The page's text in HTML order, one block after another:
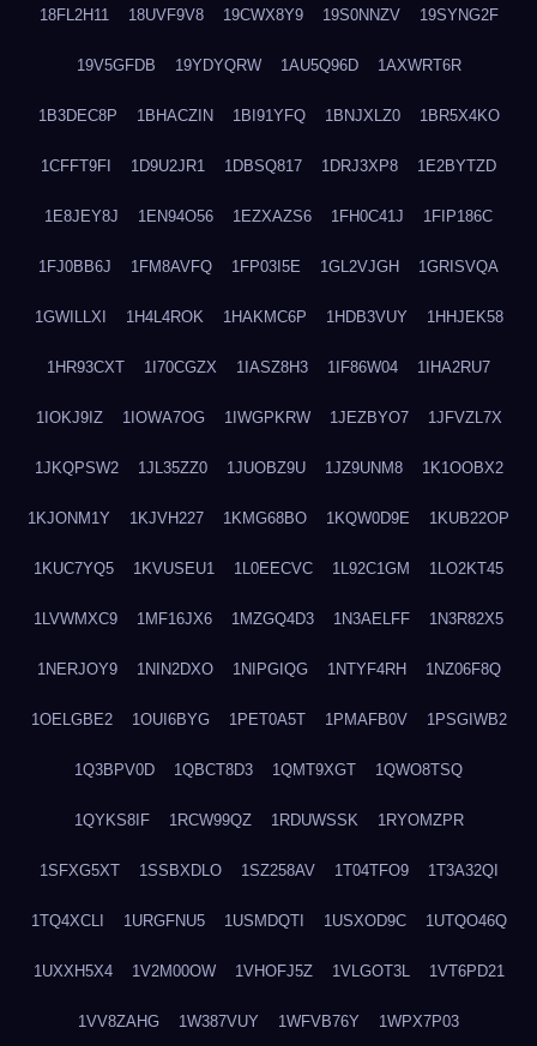
18FL2H11 18UVF9V8 19CWX8Y9 19S0NNZV 19SYNG2F
19V5GFDB 19YDYQRW 1AU5Q96D 1AXWRT6R
1B3DEC8P 1BHACZIN 1BI91YFQ 1BNJXLZ0 1BR5X4KO
1CFFT9FI 1D9U2JR1 1DBSQ817 1DRJ3XP8 1E2BYTZD
1E8JEY8J 1EN94O56 1EZXAZS6 1FH0C41J 1FIP186C
1FJ0BB6J 1FM8AVFQ 1FP03I5E 1GL2VJGH 1GRISVQA
1GWILLXI 1H4L4ROK 1HAKMC6P 1HDB3VUY 1HHJEK58
1HR93CXT 1I70CGZX 1IASZ8H3 1IF86W04 1IHA2RU7
1IOKJ9IZ 1IOWA7OG 1IWGPKRW 1JEZBYO7 1JFVZL7X
1JKQPSW2 1JL35ZZ0 1JUOBZ9U 1JZ9UNM8 1K1OOBX2
1KJONM1Y 1KJVH227 1KMG68BO 1KQW0D9E 1KUB22OP
1KUC7YQ5 1KVUSEU1 1L0EECVC 1L92C1GM 1LO2KT45
1LVWMXC9 1MF16JX6 1MZGQ4D3 1N3AELFF 1N3R82X5
1NERJOY9 1NIN2DXO 1NIPGIQG 1NTYF4RH 1NZ06F8Q
1OELGBE2 1OUI6BYG 1PET0A5T 1PMAFB0V 1PSGIWB2
1Q3BPV0D 1QBCT8D3 1QMT9XGT 1QWO8TSQ
1QYKS8IF 1RCW99QZ 1RDUWSSK 1RYOMZPR
1SFXG5XT 1SSBXDLO 1SZ258AV 1T04TFO9 1T3A32QI
1TQ4XCLI 1URGFNU5 1USMDQTI 1USXOD9C 1UTQO46Q
1UXXH5X4 1V2M00OW 1VHOFJ5Z 1VLGOT3L 1VT6PD21
1VV8ZAHG 1W387VUY 1WFVB76Y 1WPX7P03